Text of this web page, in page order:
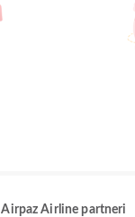
Airpaz Airline partneri